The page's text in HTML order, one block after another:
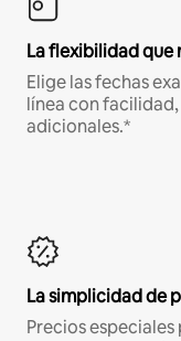
La flexibilidad que
Elige las fechas
línea con
adicionales.*
La simplicidad de
Precios